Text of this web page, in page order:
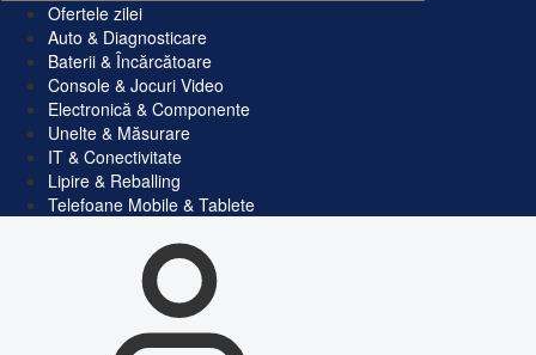
Ofertele zilei
Auto & Diagnosticare
Baterii & Încărcătoare
Console & Jocuri Video
Electronică & Componente
Unelte & Măsurare
IT & Conectivitate
Lipire & Reballing
Telefoane Mobile & Tablete